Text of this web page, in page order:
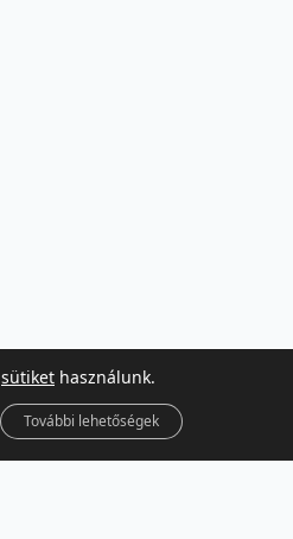
sütiket használunk.
További lehetőségek